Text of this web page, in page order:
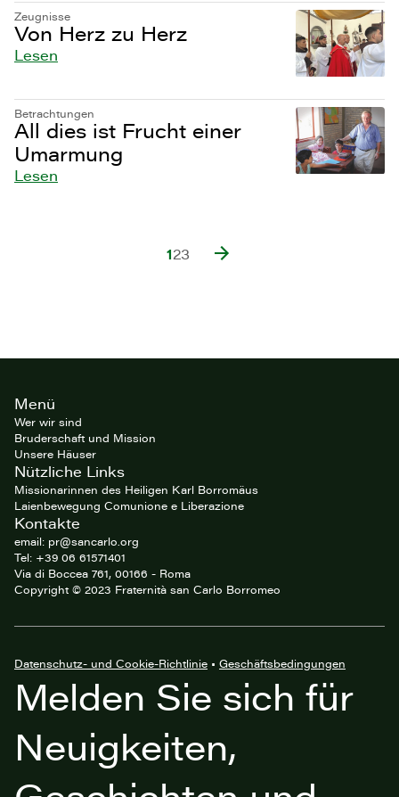
Zeugnisse
Von Herz zu Herz
Lesen
Betrachtungen
All dies ist Frucht einer
Umarmung
Lesen
123
Site
footerMenü
Wer wir sind
Bruderschaft und Mission
Unsere Häuser
Nützliche Links
Missionarinnen des Heiligen Karl Borromäus
Laienbewegung Comunione e Liberazione
Kontakte
email: pr@sancarlo.org
Tel: +39 06 61571401
Via di Boccea 761, 00166 - Roma
Copyright © 2023 Fraternità san Carlo Borromeo
Datenschutz- und Cookie-Richtlinie • Geschäftsbedingungen
Melden Sie sich für
Neuigkeiten,